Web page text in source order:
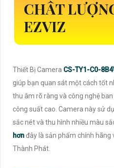
CHẤT
EZVIZ
Thiết Bị Camera CS-TY1-C0-
giúp bạn quan sát một cách tốt
thu âm rõ ràng và công nghệ
công suất cao. Camera này sử
sắc nét và thu hình nhiều màu
hơnđây là sản phẩm chính
Thành Phát.